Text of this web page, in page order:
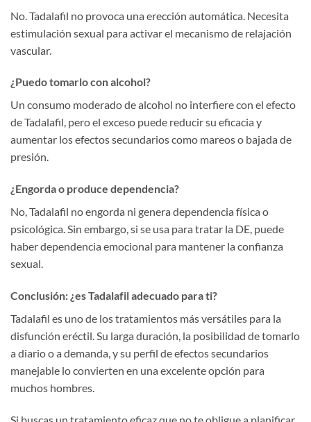
No. Tadalafil no provoca una erección automática. Necesita
estimulación sexual para activar el mecanismo de relajación
vascular.
¿Puedo tomarlo con alcohol?
Un consumo moderado de alcohol no interfiere con el efecto
de Tadalafil, pero el exceso puede reducir su eficacia y
aumentar los efectos secundarios como mareos o bajada de
presión.
¿Engorda o produce dependencia?
No, Tadalafil no engorda ni genera dependencia física o
psicológica. Sin embargo, si se usa para tratar la DE, puede
haber dependencia emocional para mantener la confianza
sexual.
Conclusión: ¿es Tadalafil adecuado para ti?
Tadalafil es uno de los tratamientos más versátiles para la
disfunción eréctil. Su larga duración, la posibilidad de tomarlo
a diario o a demanda, y su perfil de efectos secundarios
manejable lo convierten en una excelente opción para
muchos hombres.